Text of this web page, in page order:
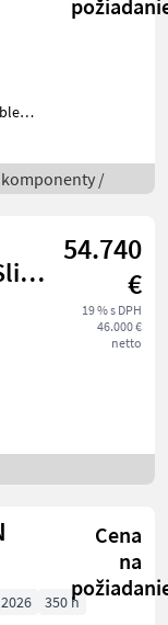
/
54.740
€
19 % s DPH
46.000 €
netto
Cena
na
350 h